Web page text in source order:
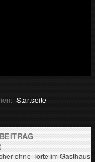
-Startseite
ohne Torte im Gasthaus